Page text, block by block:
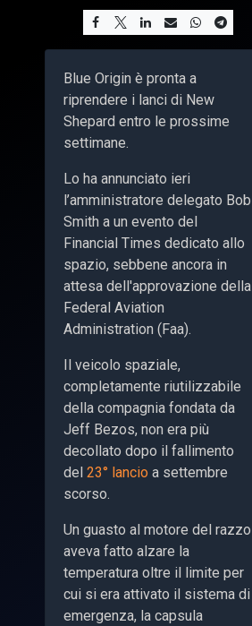
Blue Origin è pronta a
riprendere i lanci di New
Shepard entro le prossime
settimane.
Lo ha annunciato ieri
l’amministratore delegato Bob
Smith a un evento del
Financial Times dedicato allo
spazio, sebbene ancora in
attesa dell'approvazione della
Federal Aviation
Administration (Faa).
Il veicolo spaziale,
completamente riutilizzabile
della compagnia fondata da
Jeff Bezos, non era più
decollato dopo il fallimento
del 23° lancio a settembre
scorso.
Un guasto al motore del razzo
aveva fatto alzare la
temperatura oltre il limite per
cui si era attivato il sistema di
emergenza, la capsula